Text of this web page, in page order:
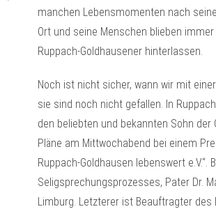
manchen Lebensmomenten nach
Ort und seine Menschen blieben
Ruppach-Goldhausener hinterlassen.
Noch ist nicht sicher, wann wir mit
sie sind noch nicht gefallen. In
den beliebten und bekannten Sohn
Pläne am Mittwochabend bei einem
Ruppach-Goldhausen lebenswert
Seligsprechungsprozesses, Pater Dr.
Limburg. Letzterer ist Beauftragter